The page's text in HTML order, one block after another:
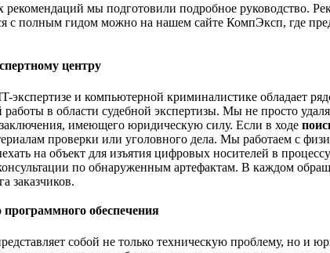
мы подготовили подробное руководство.
с полным гидом можно на нашем сайте КомпЭксп, где
центру
экспертизе и компьютерной криминалистике
в области судебной экспертизы. Мы не просто
имеющего юридическую силу. Если в ходе
проверки или уголовного дела. Мы работаем с
на объект для изъятия цифровых носителей в
по обнаруженным артефактам. В каждом
заказчиков.
обеспечения
собой не только техническую проблему, но и